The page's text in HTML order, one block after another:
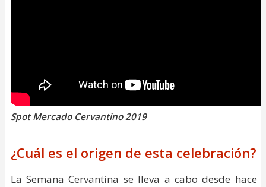
Spot Mercado Cervantino 2019
¿Cuál es el origen de esta celebración?
La Semana Cervantina se lleva a cabo desde hace